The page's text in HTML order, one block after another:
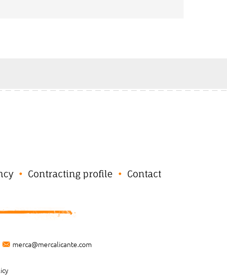
Contracting profile Contact
merca@mercalicante.com